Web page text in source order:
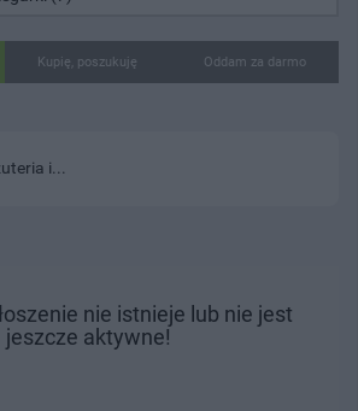
Kupię, poszukuję Oddam za darmo
i...
nie istnieje lub nie jest
jeszcze aktywne!